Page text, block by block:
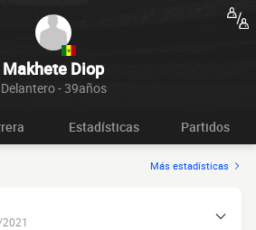
Makhete Diop
Delantero - 39años
Estadísticas Partidos
Más estadísticas